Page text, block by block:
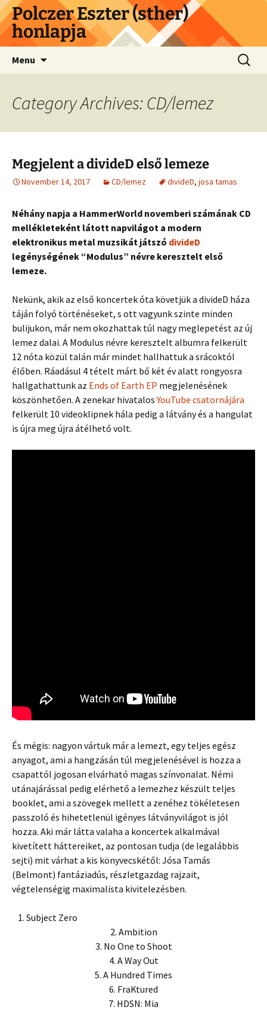
Skip
to
content
Polczer Eszter (sther)
honlapja
Menu
Search
for:
Category Archives: CD/lemez
Megjelent a divideD első lemeze
November 14, 2017 CD/lemez divideD, josa tamas
Néhány napja a HammerWorld novemberi számának CD
mellékleteként látott napvilágot a modern
elektronikus metal muzsikát játszó divideD
legénységének “Modulus” névre keresztelt első
lemeze.
Nekünk, akik az első koncertek óta követjük a divideD háza
táján folyó történéseket, s ott vagyunk szinte minden
bulijukon, már nem okozhattak túl nagy meglepetést az új
lemez dalai. A Modulus névre keresztelt albumra felkerült
12 nóta közül talán már mindet hallhattuk a srácoktól
élőben. Ráadásul 4 tételt márt bő két év alatt rongyosra
hallgathattunk az Ends of Earth EP megjelenésének
köszönhetően. A zenekar hivatalosYouTube csatornájára
felkerült 10 videoklipnek hála pedig a látvány és a hangulat
is újra meg újra átélhető volt.
És mégis: nagyon vártuk már a lemezt, egy teljes egész
anyagot, ami a hangzásán túl megjelenésével is hozza a
csapattól jogosan elvárható magas színvonalat. Némi
utánajárással pedig elérhető a lemezhez készült teljes
booklet, ami a szövegek mellett a zenéhez tökéletesen
passzoló és hihetetlenül igényes látványvilágot is jól
hozza. Aki már látta valaha a koncertek alkalmával
kivetített háttereiket, az pontosan tudja (de legalábbis
sejti) mit várhat a kis könyvecskétől: Jósa Tamás
(Belmont) fantáziadús, részletgazdag rajzait,
végtelenségig maximalista kivitelezésben.
1. Subject Zero
2. Ambition
3. No One to Shoot
4. A Way Out
5. A Hundred Times
6. FraKtured
7. HDSN: Mia